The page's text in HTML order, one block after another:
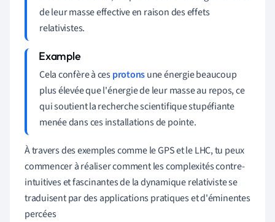
de leur masse effective en raison des effets
relativistes.
Cela confère à cesprotonsune énergie beaucoup
plus élevée que l'énergie de leur masse au repos, ce
qui soutient la recherche scientifique stupéfiante
menée dans ces installations de pointe.
À travers des exemples comme le GPS et le LHC, tu peux
commencer à réaliser comment les complexités contre-
intuitives et fascinantes de la dynamique relativiste se
traduisent par des applications pratiques et d'éminentes
percées